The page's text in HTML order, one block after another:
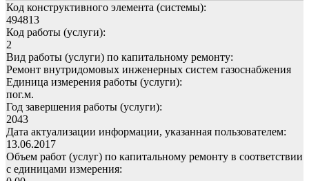
Код конструктивного элемента (системы):
494813
Код работы (услуги):
2
Вид работы (услуги) по капитальному ремонту:
Ремонт внутридомовых инженерных систем газоснабжения
Единица измерения работы (услуги):
пог.м.
Год завершения работы (услуги):
2043
Дата актуализации информации, указанная пользователем:
13.06.2017
Объем работ (услуг) по капитальному ремонту в соответствии
с единицами измерения: